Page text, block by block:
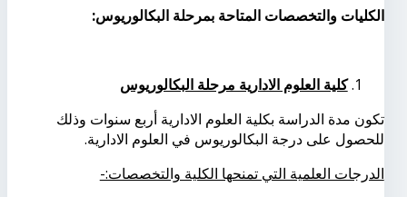
الكليات والتخصصات المتاحة بمرحلة البكالوريوس:
كلية العلوم الادارية مرحلة البكالوريوس
تكون مدة الدراسة بكلية العلوم الادارية أربع سنوات وذلك
للحصول على درجة البكالوريوس في العلوم الادارية.
الدرجات العلمية التي تمنحها الكلية والتخصصات:-